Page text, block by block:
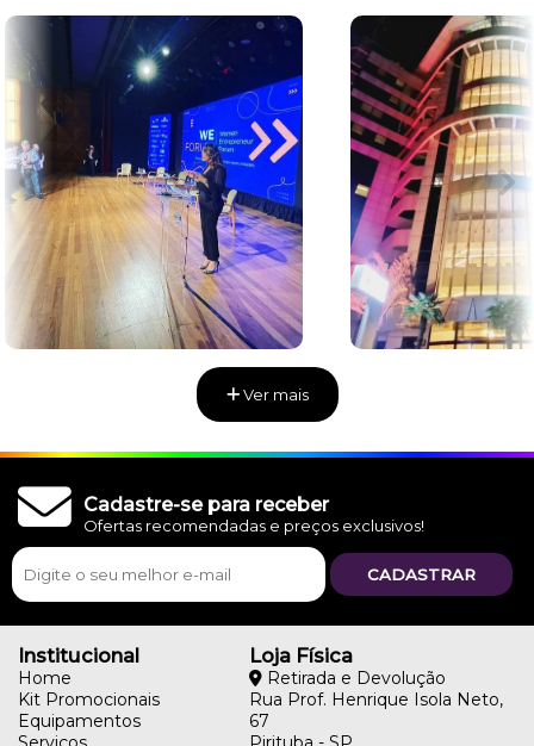
Ver mais
Cadastre-se para receber
Ofertas recomendadas e preços exclusivos!
Institucional
Home
Kit Promocionais
Equipamentos
Loja Física
Retirada e Devolução
Rua Prof. Henrique Isola Neto,
67